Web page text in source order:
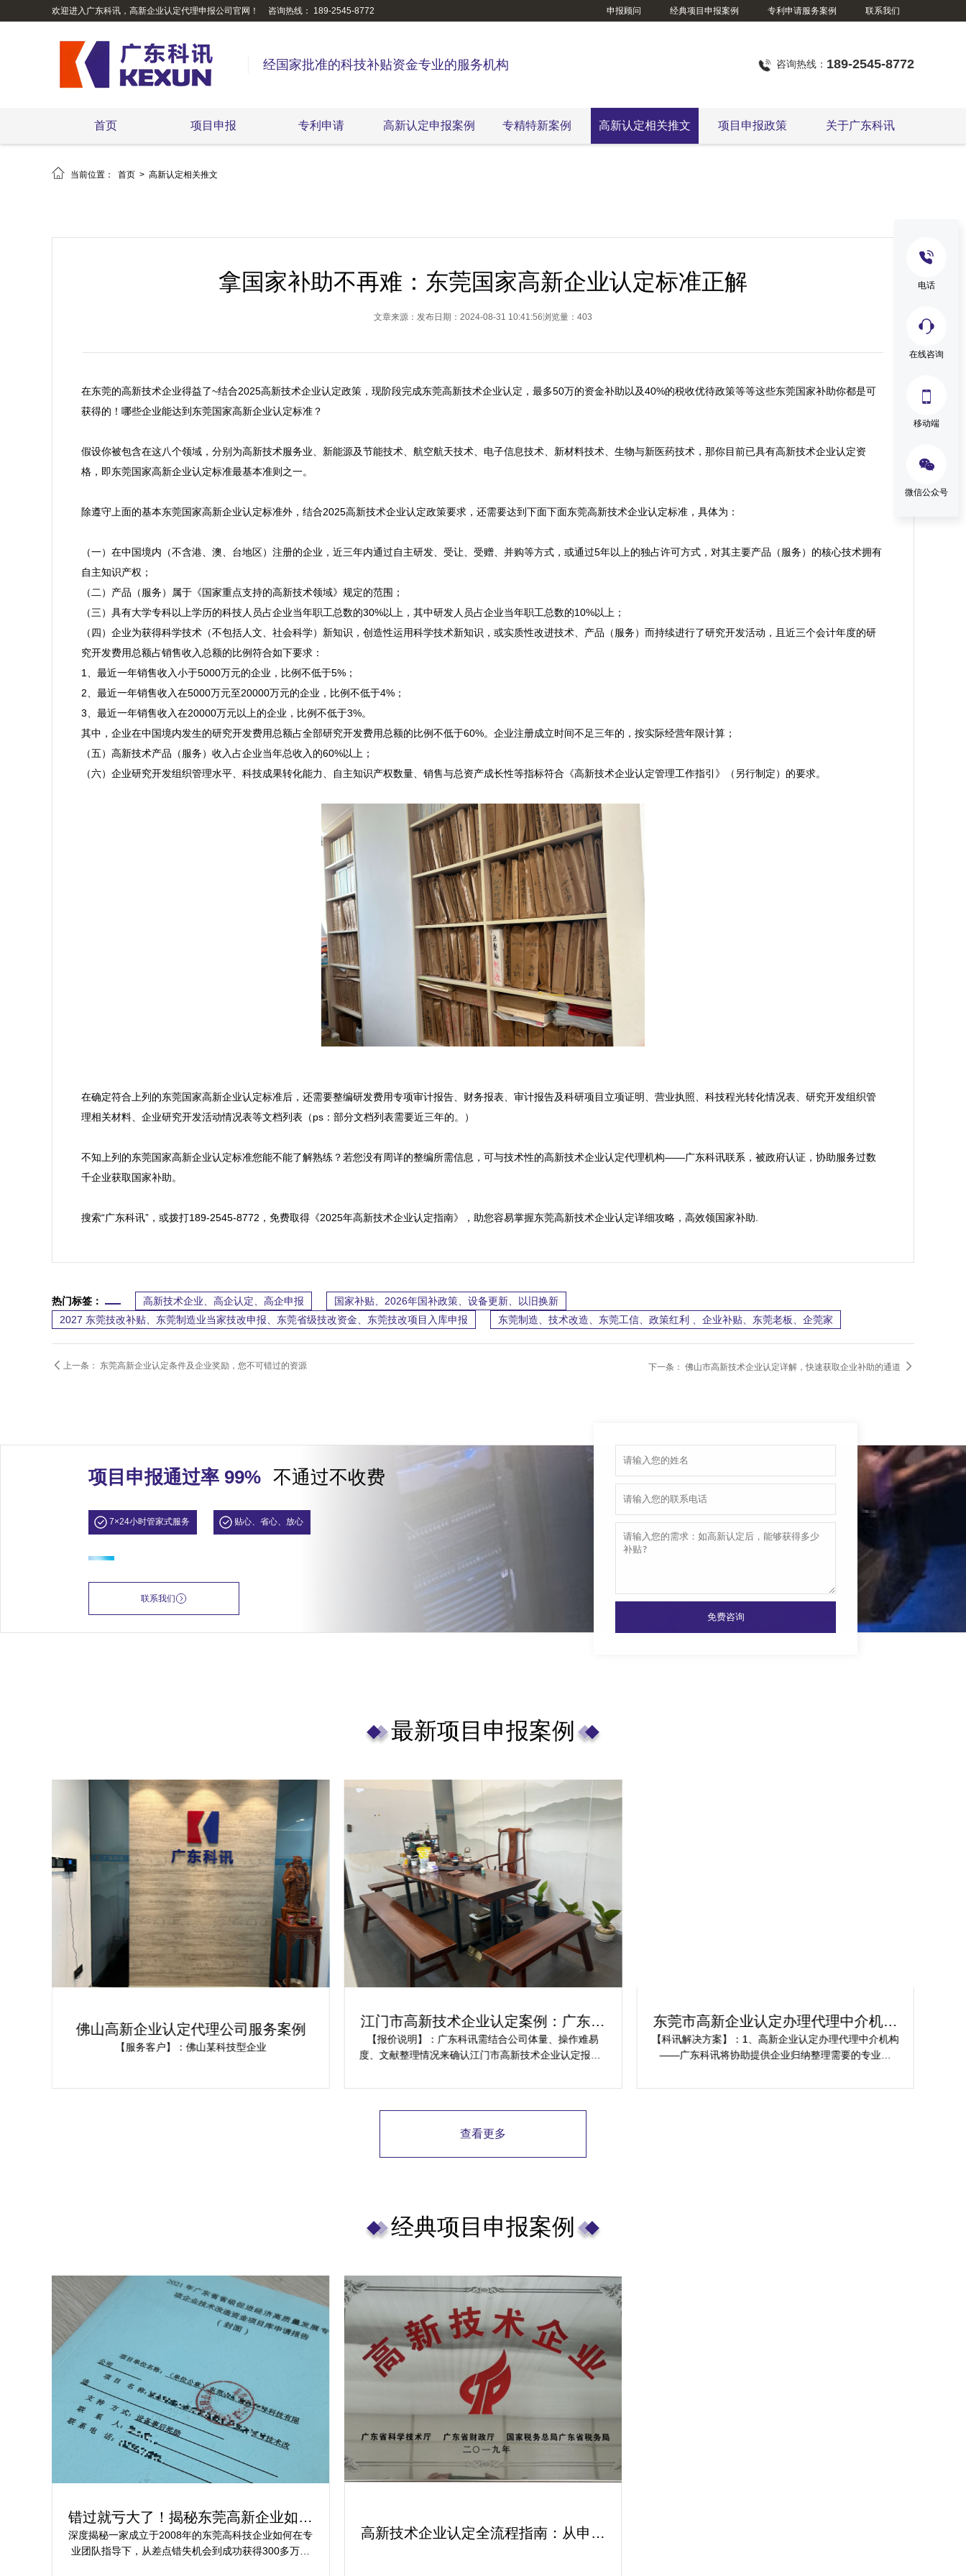
欢迎进入广东科讯，高新企业认定代理申报公司官网！ 咨询热线： 189-2545-8772 申报顾问 经典项目申报案例 专利申请服务案例 联系我们
经国家批准的科技补贴资金专业的服务机构 咨询热线： 189-2545-8772
首页 项目申报 专利申请 高新认定申报案例 专精特新案例 高新认定相关推文 项目申报政策 关于广东科讯
 当前位置： 首页 > 高新认定相关推文
拿国家补助不再难：东莞国家高新企业认定标准正解
文章来源： 发布日期：2024-08-31 10:41:56浏览量：403
在东莞的高新技术企业得益了~结合2025高新技术企业认定政策，现阶段完成东莞高新技术企业认定，最多50万的资金补助以及40%的税收优待政策等等这些东莞国家补助你都是可
获得的！哪些企业能达到东莞国家高新企业认定标准？
假设你被包含在这八个领域，分别为高新技术服务业、新能源及节能技术、航空航天技术、电子信息技术、新材料技术、生物与新医药技术，那你目前已具有高新技术企业认定资
格，即东莞国家高新企业认定标准最基本准则之一。
除遵守上面的基本东莞国家高新企业认定标准外，结合2025高新技术企业认定政策要求，还需要达到下面下面东莞高新技术企业认定标准，具体为：
（一）在中国境内（不含港、澳、台地区）注册的企业，近三年内通过自主研发、受让、受赠、并购等方式，或通过5年以上的独占许可方式，对其主要产品（服务）的核心技术拥有
自主知识产权；
（二）产品（服务）属于《国家重点支持的高新技术领域》规定的范围；
（三）具有大学专科以上学历的科技人员占企业当年职工总数的30%以上，其中研发人员占企业当年职工总数的10%以上；
（四）企业为获得科学技术（不包括人文、社会科学）新知识，创造性运用科学技术新知识，或实质性改进技术、产品（服务）而持续进行了研究开发活动，且近三个会计年度的研
究开发费用总额占销售收入总额的比例符合如下要求：
1、最近一年销售收入小于5000万元的企业，比例不低于5%；
2、最近一年销售收入在5000万元至20000万元的企业，比例不低于4%；
3、最近一年销售收入在20000万元以上的企业，比例不低于3%。
其中，企业在中国境内发生的研究开发费用总额占全部研究开发费用总额的比例不低于60%。企业注册成立时间不足三年的，按实际经营年限计算；
（五）高新技术产品（服务）收入占企业当年总收入的60%以上；
（六）企业研究开发组织管理水平、科技成果转化能力、自主知识产权数量、销售与总资产成长性等指标符合《高新技术企业认定管理工作指引》（另行制定）的要求。
在确定符合上列的东莞国家高新企业认定标准后，还需要整编研发费用专项审计报告、财务报表、审计报告及科研项目立项证明、营业执照、科技程光转化情况表、研究开发组织管
理相关材料、企业研究开发活动情况表等文档列表（ps：部分文档列表需要近三年的。）
不知上列的东莞国家高新企业认定标准您能不能了解熟练？若您没有周详的整编所需信息，可与技术性的高新技术企业认定代理机构——广东科讯联系，被政府认证，协助服务过数
千企业获取国家补助。
搜索“广东科讯”，或拨打189-2545-8772，免费取得《2025年高新技术企业认定指南》，助您容易掌握东莞高新技术企业认定详细攻略，高效领国家补助.
热门标签： 高新技术企业、高企认定、高企申报
国家补贴、2026年国补政策、设备更新、以旧换新
2027 东莞技改补贴、东莞制造业当家技改申报、东莞省级技改资金、东莞技改项目入库申报
东莞制造、技术改造、东莞工信、政策红利 、企业补贴、东莞老板、企莞家
 上一条： 东莞高新企业认定条件及企业奖励，您不可错过的资源 下一条： 佛山市高新技术企业认定详解，快速获取企业补助的通道 
项目申报通过率 99% 不通过不收费
7×24小时管家式服务 贴心、省心、放心
联系我们
最新项目申报案例
佛山高新企业认定代理公司服务案例
【服务客户】：佛山某科技型企业
江门市高新技术企业认定案例：广东科
讯为企业提供解决方案
【报价说明】：广东科讯需结合公司体量、操作难易
度、文献整理情况来确认江门市高新技术企业认定报价~
预测规划项目安排。
东莞市高新企业认定办理代理中介机构
服务案例
【科讯解决方案】：1、高新企业认定办理代理中介机构
——广东科讯将协助提供企业归纳整理需要的专业资
写符合科技型企业东莞市高新企业认定标准的专业资料
查看更多
经典项目申报案例
错过就亏大了！揭秘东莞高新企业如何
轻松拿下省级技术改造项目300万补贴
深度揭秘一家成立于2008年的东莞高科技企业如何在专
业团队指导下，从差点错失机会到成功获得300多万元
高新技术企业认定全流程指南：从申报
电话
在线咨询

移动端

微信公众号